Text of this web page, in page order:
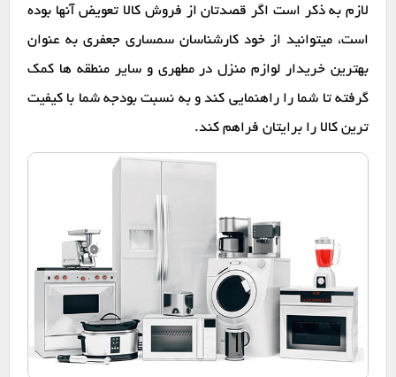
لازم به ذکر است اگر قصدتان از فروش کالا تعویض آنها بوده
است، میتوانید از خود کارشناسان سمساری جعفری به عنوان
بهترین خریدار لوازم منزل در مطهری و سایر منطقه ها کمک
گرفته تا شما را راهنمایی کند و به نسبت بودجه شما با کیفیت
ترین کالا را برایتان فراهم کند.